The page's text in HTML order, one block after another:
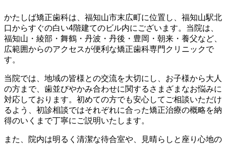
かたしば矯正歯科は、福知山市末広町に位置し、福知山駅北
口からすぐの白い4階建てのビル内にございます。当院は、
福知山・綾部・舞鶴・丹波・丹後・豊岡・朝来・養父など、
広範囲からのアクセスが便利な矯正歯科専門クリニックで
す。
当院では、地域の皆様との交流を大切にし、お子様から大人
の方まで、歯並びやかみ合わせに関するさまざまなお悩みに
対応しております。初めての方でも安心してご相談いただけ
るよう、初診相談ではそれぞれに合った矯正治療の概略を納
得のいくまで丁寧にご説明いたします。
また、院内は明るく清潔な待合室や、見晴らしと座り心地の